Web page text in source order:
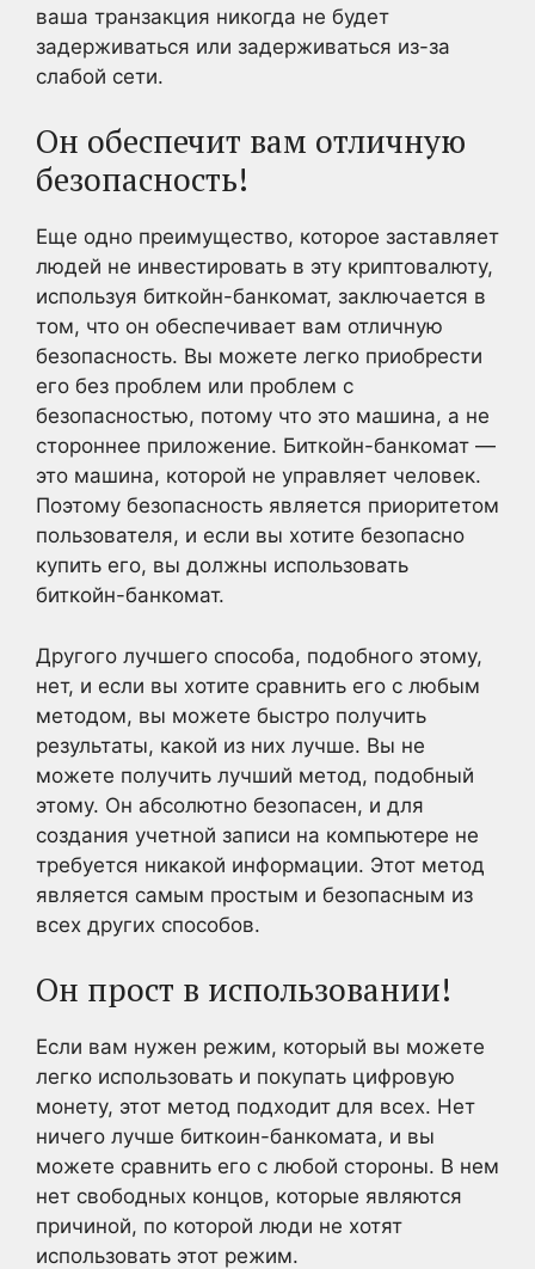
ваша транзакция никогда не будет
задерживаться или задерживаться из-за
слабой сети.
Он обеспечит вам отличную
безопасность!
Еще одно преимущество, которое заставляет
людей не инвестировать в эту криптовалюту,
используя биткойн-банкомат, заключается в
том, что он обеспечивает вам отличную
безопасность. Вы можете легко приобрести
его без проблем или проблем с
безопасностью, потому что это машина, а не
стороннее приложение. Биткойн-банкомат —
это машина, которой не управляет человек.
Поэтому безопасность является приоритетом
пользователя, и если вы хотите безопасно
купить его, вы должны использовать
биткойн-банкомат.
Другого лучшего способа, подобного этому,
нет, и если вы хотите сравнить его с любым
методом, вы можете быстро получить
результаты, какой из них лучше. Вы не
можете получить лучший метод, подобный
этому. Он абсолютно безопасен, и для
создания учетной записи на компьютере не
требуется никакой информации. Этот метод
является самым простым и безопасным из
всех других способов.
Он прост в использовании!
Если вам нужен режим, который вы можете
легко использовать и покупать цифровую
монету, этот метод подходит для всех. Нет
ничего лучше биткоин-банкомата, и вы
можете сравнить его с любой стороны. В нем
нет свободных концов, которые являются
причиной, по которой люди не хотят
использовать этот режим.